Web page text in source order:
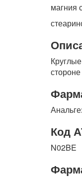
магния
Код
N02BE